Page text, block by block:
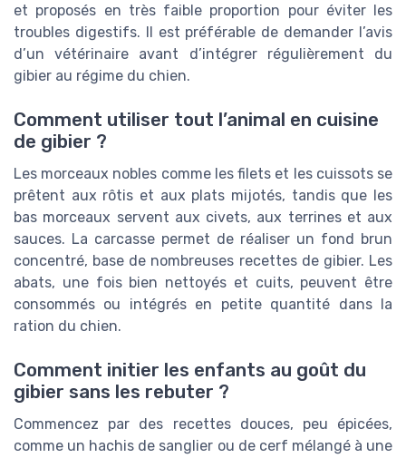
et proposés en très faible proportion pour éviter les
troubles digestifs. Il est préférable de demander l’avis
d’un vétérinaire avant d’intégrer régulièrement du
gibier au régime du chien.
Comment utiliser tout l’animal en cuisine
de gibier ?
Les morceaux nobles comme les filets et les cuissots se
prêtent aux rôtis et aux plats mijotés, tandis que les
bas morceaux servent aux civets, aux terrines et aux
sauces. La carcasse permet de réaliser un fond brun
concentré, base de nombreuses recettes de gibier. Les
abats, une fois bien nettoyés et cuits, peuvent être
consommés ou intégrés en petite quantité dans la
ration du chien.
Comment initier les enfants au goût du
gibier sans les rebuter ?
Commencez par des recettes douces, peu épicées,
comme un hachis de sanglier ou de cerf mélangé à une